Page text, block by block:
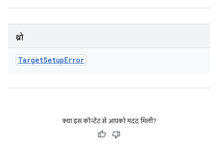
थ्रो
TargetSetupError
क्या इस कॉन्टेंट से आपको मदद मिली?